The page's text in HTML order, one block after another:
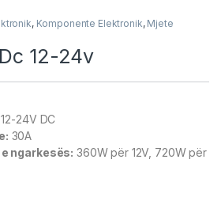
, Komponente Elektronik, Mjete
12-24v
12-24V DC
30A
ngarkesës: 360W për 12V, 720W për